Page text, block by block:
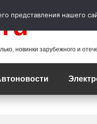
новинки зарубежного и
представления нашего